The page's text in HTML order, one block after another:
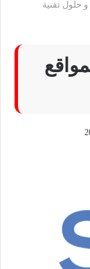
حلول تقنية